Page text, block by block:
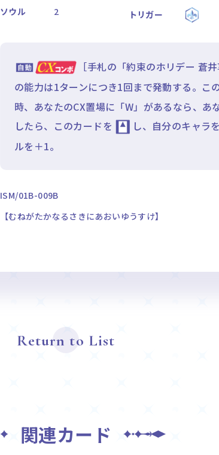
ソウル
2 トリガー
［手札の「約束のホリデー 蒼
の能力は1ターンにつき1回まで発動する。こ
時、あなたのCX置場に「W」があるなら、あ
したら、このカードを
し、自分のキャラ
ルを＋1。
ISM/01B-009B
【むねがたかなるさきにあおいゆうすけ】
Return to List
関連カード